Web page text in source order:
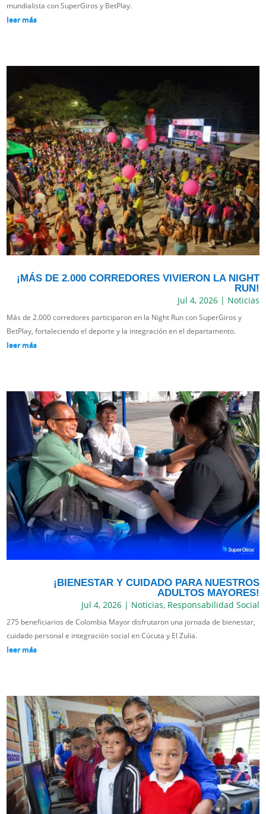
mundialista con SuperGiros y BetPlay.
leer más
¡MÁS DE 2.000 CORREDORES VIVIERON LA NIGHT
RUN!
Jul 4, 2026| Noticias
Más de 2.000 corredores participaron en la Night Run con SuperGiros y
BetPlay, fortaleciendo el deporte y la integración en el departamento.
leer más
¡BIENESTAR Y CUIDADO PARA NUESTROS
ADULTOS MAYORES!
Jul 4, 2026| Noticias, Responsabilidad Social
275 beneficiarios de Colombia Mayor disfrutaron una jornada de bienestar,
cuidado personal e integración social en Cúcuta y El Zulia.
leer más